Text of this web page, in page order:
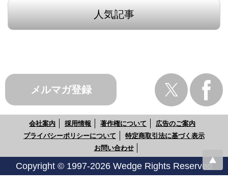
人気記事
メルマガ登録
会社案内 採用情報 著作権について
広告のご案内
プライバシーポリシーについて
特定商取引法に基づく表示
お問い合わせ
Copyright © 1997-2026 Wedge Rights Reserved